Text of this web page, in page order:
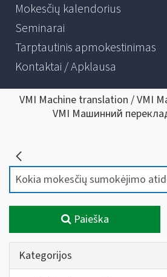
Mokesčių kalendorius
Seminarai
Tarptautinis apmokestinimas
Kontaktai / Apklausa
VMI Machine translation / VMI
VMI Машинний
Paieška
Kategorijos